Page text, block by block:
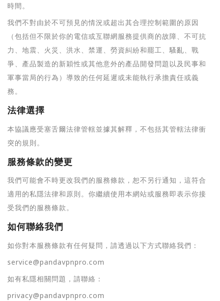
時間。
我們不對由於不可預見的情況或超出其合理控制範圍的原因
（包括但不限於你的電信或互聯網服務提供商的故障、不可抗
力、地震、火災、洪水、禁運、勞資糾紛和罷工、騷亂、戰
爭、產品製造的新穎性或其他意外的產品開發問題以及民事和
軍事當局的行為）導致的任何延遲或未能執行承擔責任或義
務。
法律選擇
本協議應受塞舌爾法律管轄並據其解釋，不包括其管轄法律衝
突的規則。
服務條款的變更
我們可能會不時更改我們的服務條款，恕不另行通知，這符合
適用的私隱法律和原則。你繼續使用本網站或服務即表示你接
受我們的服務條款。
如何聯絡我們
如你對本服務條款有任何疑問，請透過以下方式聯絡我們：
service@pandavpnpro.com
如有私隱相關問題，請聯絡：
privacy@pandavpnpro.com